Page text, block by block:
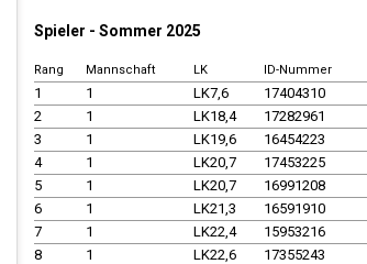
Spieler - Sommer 2025
Rang Mannschaft LK ID-Nummer
1 1 LK7,6 17404310
2
1 LK18,4 17282961
3
1 LK19,6 16454223
4
1 LK20,7 17453225
5
1 LK20,7 16991208
6
1 LK21,3 16591910
7
1 LK22,4 15953216
8
1 LK22,6 17355243